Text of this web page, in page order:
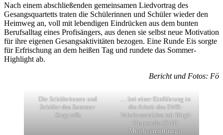
Nach einem abschließenden gemeinsamen Liedvortrag des
Gesangsquartetts traten die Schülerinnen und Schüler wieder den
Heimweg an, voll mit lebendigen Eindrücken aus dem bunten
Berufsalltag eines Profisängers, aus denen sie selbst neue Motivation
für ihre eigenen Gesangsaktivitäten bezogen. Eine Runde Eis sorgte
für Erfrischung an dem heißen Tag und rundete das Sommer-
Highlight ab.
Bericht und Fotos: Fö
Die Schülerinnen und
Schüler des Sommer-
Singtreffs
… bei einer Einführung in
die Arbeit des SWR-
Vokalensembles mit Birgit
Rismondo (SWR
Musikvermittlung).